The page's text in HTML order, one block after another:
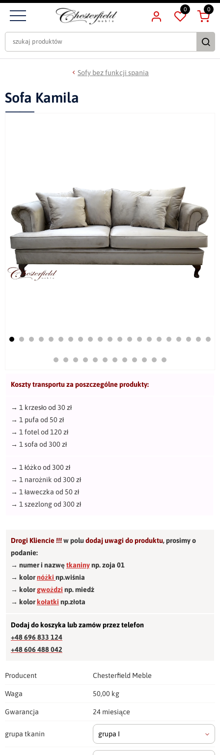
0 0
Sofy bez funkcji spania
Sofa Kamila
Koszty transportu za poszczególne produkty:
→ 1 krzesło od 30 zł
→ 1 pufa od 50 zł
→ 1 fotel od 120 zł
→ 1 sofa od 300 zł
→ 1 łóżko od 300 zł
→ 1 narożnik od 300 zł
→ 1 ławeczka od 50 zł
→ 1 szezlong od 300 zł
Drogi Kliencie !!!w poludodaj uwagi do produktu,prosimy o
podanie:
→ numer i nazwętkaninynp. zoja 01
→ kolornóżki np.wiśnia
→ kolorgwożdzi np. miedź
→ kolorkołatki np.złota
Dodaj do koszyka lub zamów przez telefon
+48 696 833 124
+48 606 488 042
Producent Chesterfield Meble
Waga 50,00 kg
Gwarancja 24 miesiące
grupa tkanin grupa I